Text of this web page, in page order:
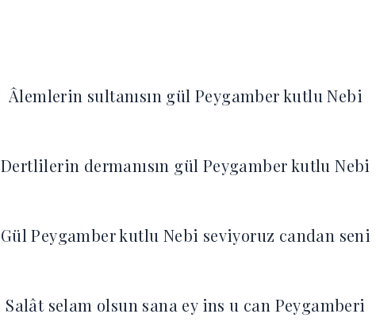
Âlemlerin sultanısın gül Peygamber kutlu Nebi
Dertlilerin dermanısın gül Peygamber kutlu Nebi
Gül Peygamber kutlu Nebi seviyoruz candan seni
Salât selam olsun sana ey ins u can Peygamberi